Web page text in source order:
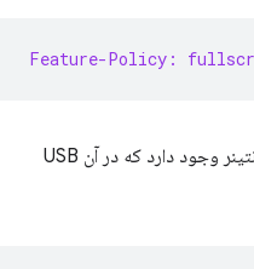
Feature-Policy:
در زیر نمونه دیگری از یک خط مشی کانتینر وجود دارد که در آن USB